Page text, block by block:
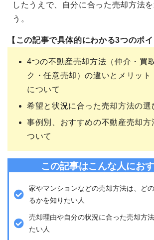
したうえで、自分に合った売却方法
う。
【この記事で具体的にわかる3つのポイ
4つの不動産売却方法（仲介・買
ク・任意売却）の違いとメリット
について
希望と状況に合った売却方法の選
事例別、おすすめの不動産売却方
ついて
この記事はこんな人にお
家やマンションなどの売却方法は、ど
るかを知りたい人
売却理由や自分の状況に合った売却方
たい人